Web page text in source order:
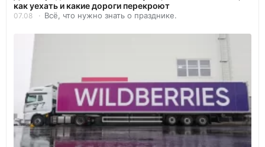
как уехать и какие дороги перекроют
07.08 Всё, что нужно знать о празднике.